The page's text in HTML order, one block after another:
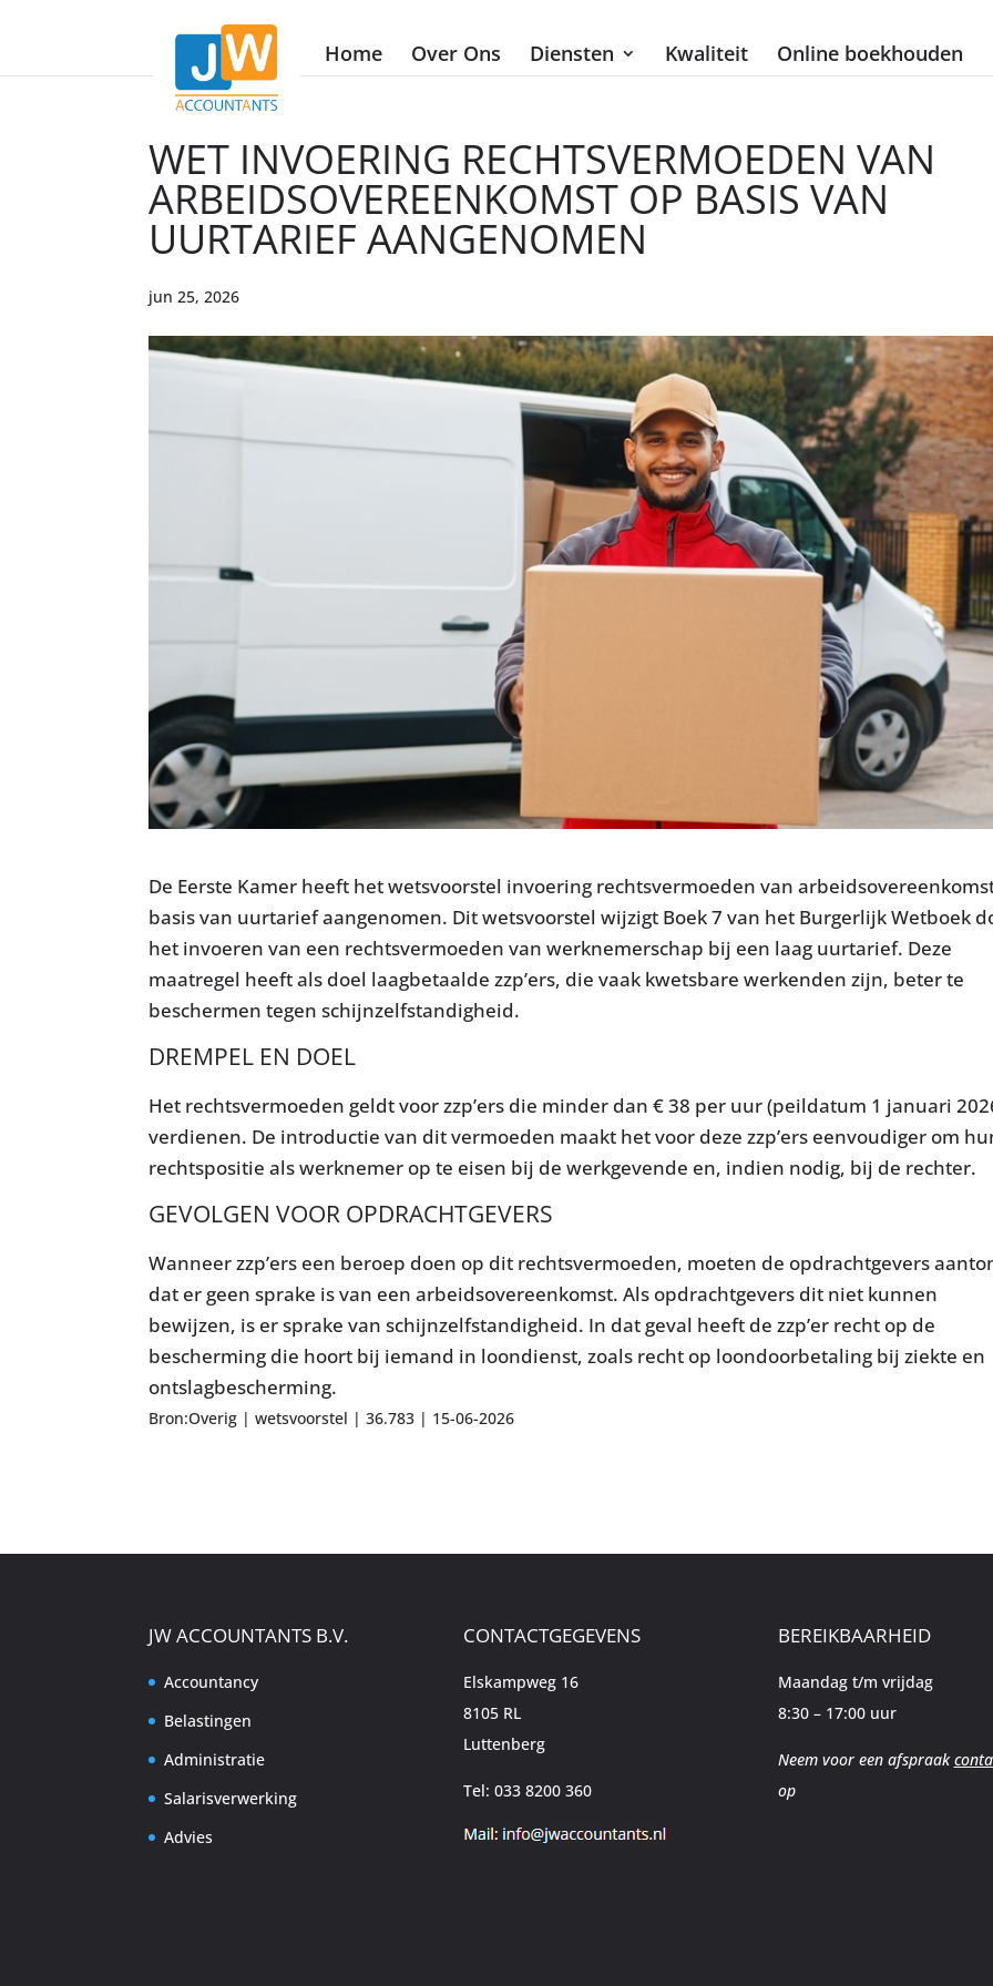
Home Over Ons Diensten Kwaliteit Online boekhouden
WET INVOERING RECHTSVERMOEDEN VAN
ARBEIDSOVEREENKOMST OP BASIS VAN
UURTARIEF AANGENOMEN
jun 25, 2026
De Eerste Kamer heeft het wetsvoorstel invoering rechtsvermoeden van
basis van uurtarief aangenomen. Dit wetsvoorstel wijzigt Boek 7 van het Burgerlijk Wetboek
het invoeren van een rechtsvermoeden van werknemerschap bij een laag uurtarief. Deze
maatregel heeft als doel laagbetaalde zzp’ers, die vaak kwetsbare werkenden zijn, beter te
beschermen tegen schijnzelfstandigheid.
DREMPEL EN DOEL
Het rechtsvermoeden geldt voor zzp’ers die minder dan € 38 per uur (peildatum 1 januari
verdienen. De introductie van dit vermoeden maakt het voor deze zzp’ers eenvoudiger om
rechtspositie als werknemer op te eisen bij de werkgevende en, indien nodig, bij de rechter.
GEVOLGEN VOOR OPDRACHTGEVERS
Wanneer zzp’ers een beroep doen op dit rechtsvermoeden, moeten de opdrachtgevers
dat er geen sprake is van een arbeidsovereenkomst. Als opdrachtgevers dit niet kunnen
bewijzen, is er sprake van schijnzelfstandigheid. In dat geval heeft de zzp’er recht op de
bescherming die hoort bij iemand in loondienst, zoals recht op loondoorbetaling bij ziekte en
ontslagbescherming.
Bron:Overig | wetsvoorstel | 36.783 | 15-06-2026
JW ACCOUNTANTS B.V.
Accountancy
Belastingen
Administratie
Salarisverwerking
Advies
CONTACTGEGEVENS
Elskampweg 16
8105 RL
Luttenberg
Tel: 033 8200 360
BEREIKBAARHEID
Maandag t/m vrijdag
8:30 – 17:00 uur
Neem voor een afspraak
op